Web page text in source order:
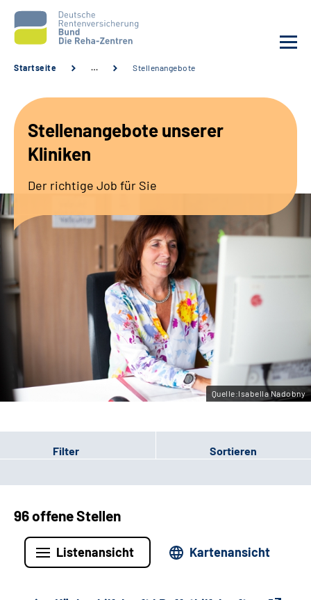
Unsere Kliniken
Sozialdienste & Zuweisende
Erweiterte Suche
Gebärdensprache
Leichte Sprache
Startseite … Stellenangebote
Stellenangebote unserer
Kliniken
Der richtige Job für Sie
Quelle:Isabella Nadobny
Filter Sortieren
96 offene Stellen
Listenansicht Kartenansicht